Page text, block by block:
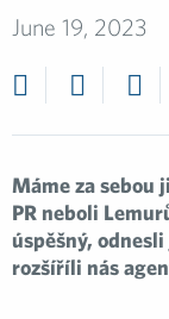
June 19, 2023
Máme za sebou
PR neboli
úspěšný,
rozšíříli nás